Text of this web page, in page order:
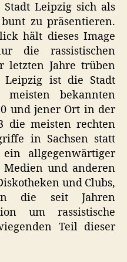
Stadt Leipzig sich als
zu präsentieren.
hält dieses Image
die rassistischen
letzten Jahre trüben
Leipzig ist die Stadt
bekannten
und jener Ort in der
die meisten rechten
in Sachsen statt
allgegenwärtiger
Medien und anderen
und Clubs,
die seit Jahren
um rassistische
Teil dieser